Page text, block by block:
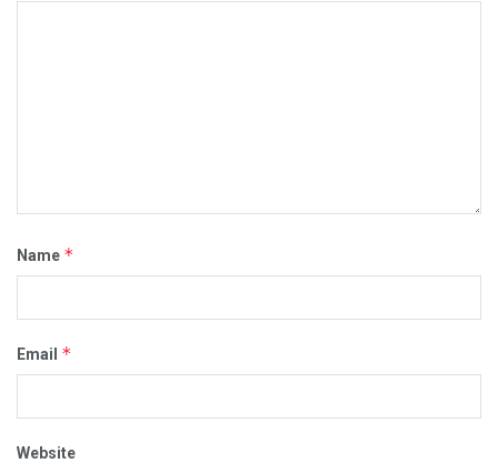
Name *
Email *
Website